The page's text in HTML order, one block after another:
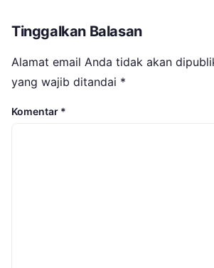
Tinggalkan Balasan
Alamat email Anda tidak akan
yang wajib ditandai *
Komentar *